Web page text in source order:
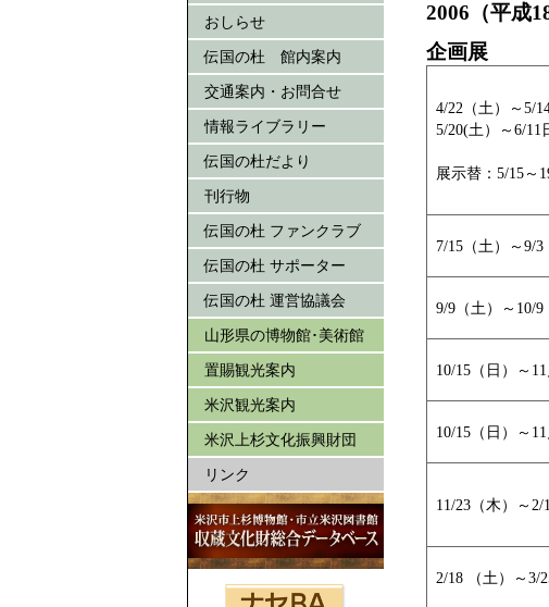
おしらせ
伝国の杜 館内案内
交通案内・お問合せ
情報ライブラリー
伝国の杜だより
刊行物
伝国の杜 ファンクラブ
伝国の杜 サポーター
伝国の杜 運営協議会
山形県の博物館･美術館
置賜観光案内
米沢観光案内
米沢上杉文化振興財団
リンク
2006（平成
企画展
4/22（土）～5/
5/20(土）～6/11
展示替：5/15～
7/15（土）～9/3
9/9（土）～10/9
10/15（日）～11
10/15（日）～11
11/23（木）～2/
2/18 （土）～3/